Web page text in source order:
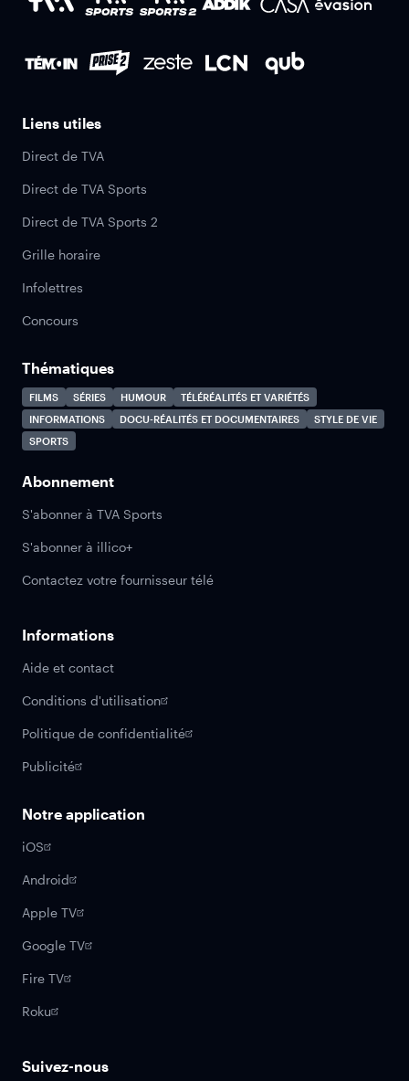
Liens utiles
Direct de TVA
Direct de TVA Sports
Direct de TVA Sports 2
Grille horaire
Infolettres
Concours
Thématiques
FILMS SÉRIES HUMOUR
TÉLÉRÉALITÉS ET VARIÉTÉS
INFORMATIONS
DOCU-RÉALITÉS ET DOCUMENTAIRES
STYLE DE VIE
SPORTS
Abonnement
S'abonner à TVA Sports
S'abonner à illico+
Contactez votre fournisseur télé
Informations
Aide et contact
Conditions d'utilisation
Politique de confidentialité
Publicité
Notre application
iOS
Android
Apple TV
Google TV
Fire TV
Roku
Suivez-nous